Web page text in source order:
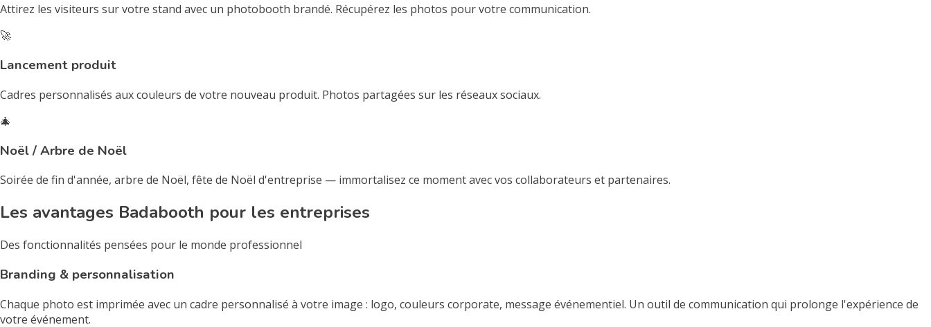
Attirez les visiteurs sur votre stand avec un photobooth brandé. Récupérez les photos pour votre communication.
🚀
Lancement produit
Cadres personnalisés aux couleurs de votre nouveau produit. Photos partagées sur les réseaux sociaux.
🎄
Noël / Arbre de Noël
Soirée de fin d'année, arbre de Noël, fête de Noël d'entreprise — immortalisez ce moment avec vos collaborateurs et partenaires.
Les avantages Badabooth pour les entreprises
Des fonctionnalités pensées pour le monde professionnel
Branding & personnalisation
Chaque photo est imprimée avec un cadre personnalisé à votre image : logo, couleurs corporate, message événementiel. Un outil de communication qui prolonge l'expérience de
votre événement.